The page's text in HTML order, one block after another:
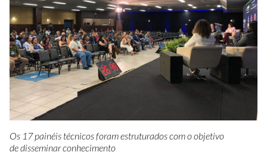
Agenda
Trabalhe Conosco
Portal do Fornecedor
Ouvidoria FIEMT
Certidões
Privacidade e Proteção
de Dados
Balanços Financeiros
Os 17 painéis técnicos foram estruturados com o objetivo
de disseminar conhecimento